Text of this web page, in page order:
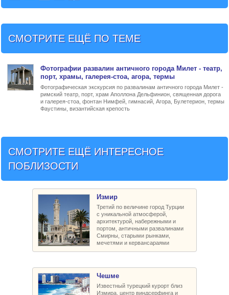
СМОТРИТЕ ЕЩЁ ПО ТЕМЕ
Фотографии развалин античного города Милет- театр,
порт, храмы, галерея-стоа, агора, термы
Фотографическая экскурсия по развалинам античного города Милет -
римский театр, порт, храм Аполлона Дельфинион, священная дорога
и галерея-стоа, фонтан Нимфей, гимнасий, Агора, Булетерион, термы
Фаустины, византийская крепость
СМОТРИТЕ ЕЩЁ ИНТЕРЕСНОЕ
ПОБЛИЗОСТИ
Измир
Третий по величине город Турции
с уникальной атмосферой,
архитектурой, набережными и
портом, античными развалинами
Смирны, старыми рынками,
мечетями и кервансараями
Чешме
Известный турецкий курорт близ
Измира, центр виндсерфинга и